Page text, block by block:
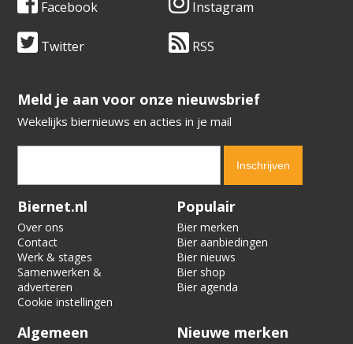
Facebook Instagram
Twitter RSS
​​​​​​​Meld je aan voor onze nieuwsbrief
Wekelijks biernieuws en acties in je mail
Verification code:
Biernet.nl
Over ons
Contact
Werk & stages
Samenwerken &
adverteren
Cookie instellingen
Populair
Bier merken
Bier aanbiedingen
Bier nieuws
Bier shop
Bier agenda
Algemeen Nieuwe merken